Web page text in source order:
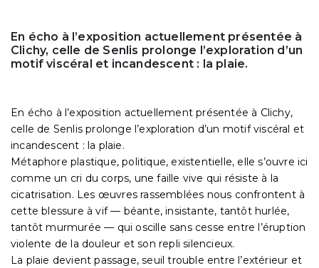
En écho à l’exposition actuellement présentée à
Clichy, celle de Senlis prolonge l’exploration d’un
motif viscéral et incandescent : la plaie.
En écho à l’exposition actuellement présentée à Clichy,
celle de Senlis prolonge l’exploration d’un motif viscéral et
incandescent : la plaie.
Métaphore plastique, politique, existentielle, elle s’ouvre ici
comme un cri du corps, une faille vive qui résiste à la
cicatrisation. Les œuvres rassemblées nous confrontent à
cette blessure à vif — béante, insistante, tantôt hurlée,
tantôt murmurée — qui oscille sans cesse entre l’éruption
violente de la douleur et son repli silencieux.
La plaie devient passage, seuil trouble entre l’extérieur et